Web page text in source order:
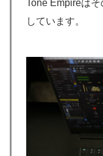
Tone Empireは
しています。